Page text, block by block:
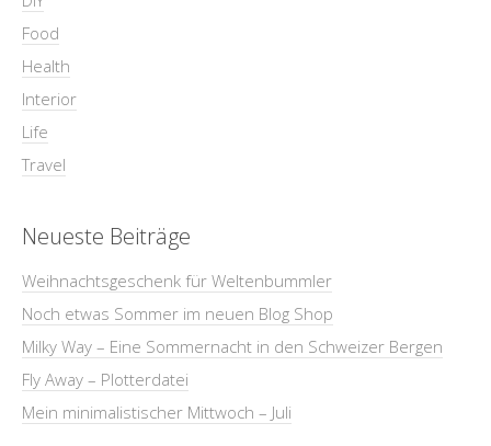
Food
Health
Interior
Life
Travel
Neueste Beiträge
Weihnachtsgeschenk für Weltenbummler
Noch etwas Sommer im neuen Blog Shop
Milky Way – Eine Sommernacht in den Schweizer Bergen
Fly Away – Plotterdatei
Mein minimalistischer Mittwoch – Juli